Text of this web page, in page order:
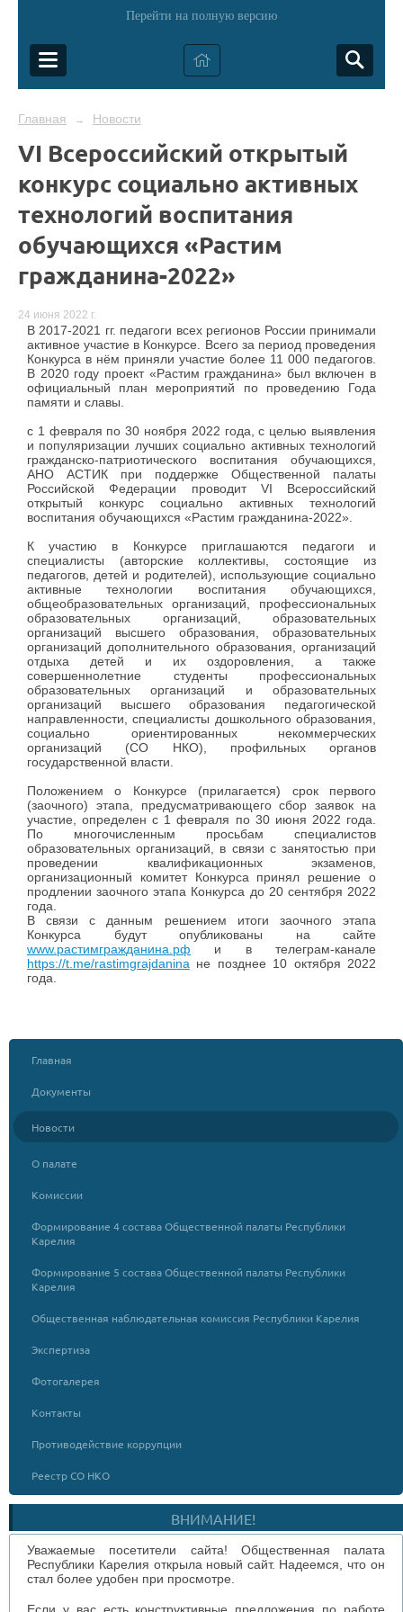
Перейти на полную версию
Главная → Новости
VI Всероссийский открытый
конкурс социально активных
технологий воспитания
обучающихся «Растим
гражданина-2022»
24 июня 2022 г.
В 2017-2021 гг. педагоги всех регионов России принимали
активное участие в Конкурсе. Всего за период проведения
Конкурса в нём приняли участие более 11 000 педагогов.
В 2020 году проект «Растим гражданина» был включен в
официальный план мероприятий по проведению Года
памяти и славы.
с 1 февраля по 30 ноября 2022 года, с целью выявления
и популяризации лучших социально активных технологий
гражданско-патриотического воспитания обучающихся,
АНО АСТИК при поддержке Общественной палаты
Российской Федерации проводит VI Всероссийский
открытый конкурс социально активных технологий
воспитания обучающихся «Растим гражданина-2022».
К участию в Конкурсе приглашаются педагоги и
специалисты (авторские коллективы, состоящие из
педагогов, детей и родителей), использующие социально
активные технологии воспитания обучающихся,
общеобразовательных организаций, профессиональных
образовательных организаций, образовательных
организаций высшего образования, образовательных
организаций дополнительного образования, организаций
отдыха детей и их оздоровления, а также
совершеннолетние студенты профессиональных
образовательных организаций и образовательных
организаций высшего образования педагогической
направленности, специалисты дошкольного образования,
социально ориентированных некоммерческих
организаций (СО НКО), профильных органов
государственной власти.
Положением о Конкурсе (прилагается) срок первого
(заочного) этапа, предусматривающего сбор заявок на
участие, определен с 1 февраля по 30 июня 2022 года.
По многочисленным просьбам специалистов
образовательных организаций, в связи с занятостью при
проведении квалификационных экзаменов,
организационный комитет Конкурса принял решение о
продлении заочного этапа Конкурса до 20 сентября 2022
года.
В связи с данным решением итоги заочного этапа
Конкурса будут опубликованы на сайте
www.растимгражданина.рф и в телеграм-канале
https://t.me/rastimgrajdanina не позднее 10 октября 2022
года.
Главная
Документы
Новости
О палате
Комиссии
Формирование 4 состава Общественной палаты Республики
Карелия
Формирование 5 состава Общественной палаты Республики
Карелия
Общественная наблюдательная комиссия Республики Карелия
Экспертиза
Фотогалерея
Контакты
Противодействие коррупции
Реестр СО НКО
ВНИМАНИЕ!
Уважаемые посетители сайта! Общественная палата
Республики Карелия открыла новый сайт. Надеемся, что он
стал более удобен при просмотре.